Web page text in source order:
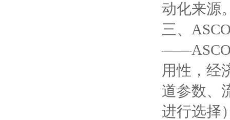
动化来源
三、
——ASCO
用性，经
道参数、
进行选择